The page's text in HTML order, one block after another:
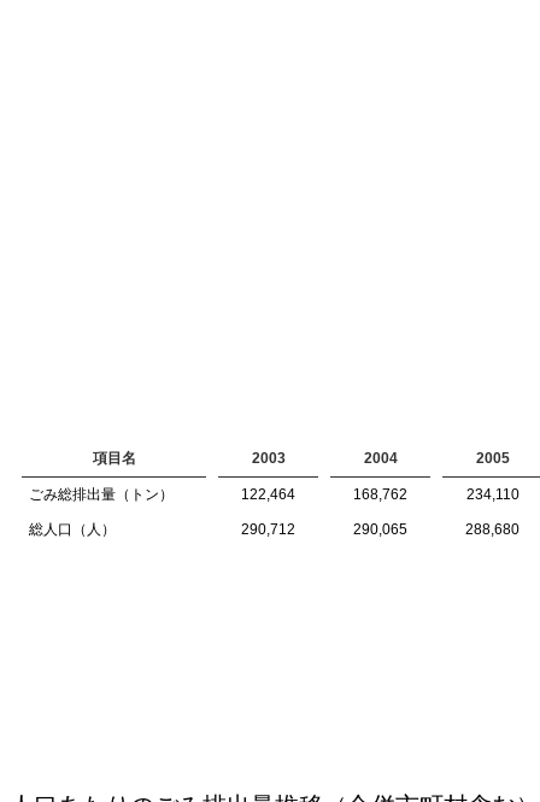
項目名 2003 2004 2005
ごみ総排出量（トン） 122,464 168,762 234,110
総人口（人） 290,712 290,065 288,680